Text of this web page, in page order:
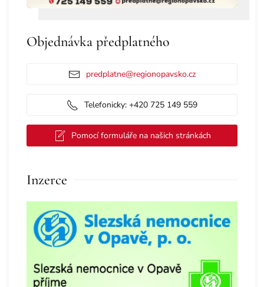
Objednávka předplatného
predplatne@regionopavsko.cz
Telefonicky: +420 725 149 559
Pomocí formuláře na našich stránkách
Inzerce